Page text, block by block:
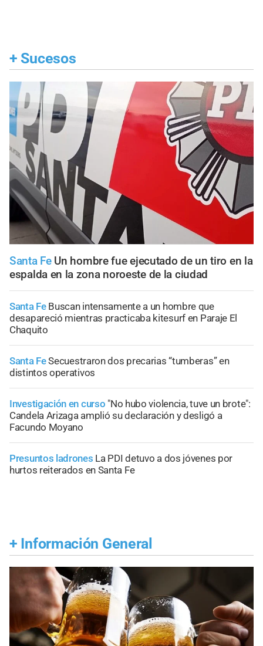
+ Sucesos
Santa Fe Un hombre fue ejecutado de un tiro en la
espalda en la zona noroeste de la ciudad
Santa Fe Buscan intensamente a un hombre que
desapareció mientras practicaba kitesurf en Paraje El
Chaquito
Santa FeSecuestraron dos precarias “tumberas” en
distintos operativos
Investigación en curso "No hubo violencia, tuve un brote":
Candela Arizaga amplió su declaración y desligó a
Facundo Moyano
Presuntos ladrones La PDI detuvo a dos jóvenes por
hurtos reiterados en Santa Fe
+ Información General